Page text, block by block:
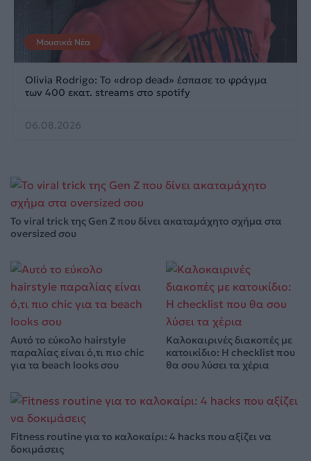
Μουσικά Νέα
Olivia Rodrigo: To «drop dead» έσπασε το φράγμα
των 400 εκατ. streams στο spotify
06.08.2026
Το viral trick της Gen Z που δίνει ακαταμάχητο σχήμα στα
oversized σου
Αυτό το εύκολο hairstyle
παραλίας είναι ό,τι πιο chic
για τα beach looks σου
Καλοκαιρινές διακοπές με
κατοικίδιο: Η checklist που
θα σου λύσει τα χέρια
Fitness routine για το καλοκαίρι: 4 hacks που αξίζει να
δοκιμάσεις